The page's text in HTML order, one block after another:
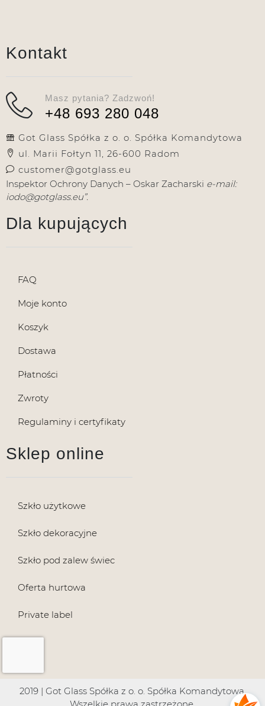
Kontakt
Masz pytania? Zadzwoń!
+48 693 280 048
Got Glass Spółka z o. o. Spółka Komandytowa
ul. Marii Fołtyn 11, 26-600 Radom
customer@gotglass.eu
Inspektor Ochrony Danych – Oskar Zacharski e-mail:
iodo@gotglass.eu”.
Dla kupujących
FAQ
Moje konto
Koszyk
Dostawa
Płatności
Zwroty
Regulaminy i certyfikaty
Sklep online
Szkło użytkowe
Szkło dekoracyjne
Szkło pod zalew świec
Oferta hurtowa
Private label
2019 | Got Glass Spółka z o. o. Spółka Komandytowa.